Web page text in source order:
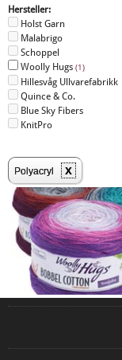
Hersteller:
Holst Garn
Malabrigo
Schoppel
Woolly Hugs (1)
Hillesvåg Ullvarefabrikk
Quince & Co.
Blue Sky Fibers
KnitPro
Polyacryl x